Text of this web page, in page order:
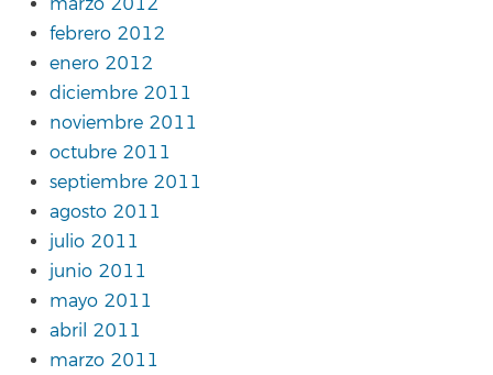
febrero 2012
enero 2012
diciembre 2011
noviembre 2011
octubre 2011
septiembre 2011
agosto 2011
julio 2011
junio 2011
mayo 2011
abril 2011
marzo 2011